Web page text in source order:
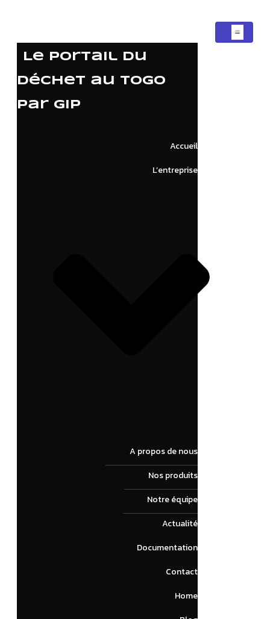
Le portail du
déchet au Togo
par GIP
Accueil
L’entreprise
A propos de nous
Nos produits
Notre équipe
Actualité
Documentation
Contact
Home